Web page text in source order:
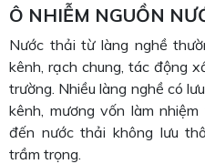
Ô NHIỄM NGUỒN
Nước thải từ làng nghề
kênh, rạch chung, tác động
trường. Nhiều làng nghề có
kênh, mương vốn làm
đến nước thải không lưu
trầm trọng.